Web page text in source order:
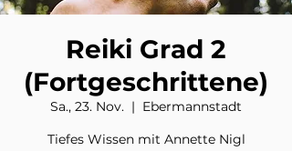
Reiki Grad 2
(Fortgeschrittene)
Sa., 23. Nov.
  |
Ebermannstadt
Tiefes Wissen mit Annette Nigl